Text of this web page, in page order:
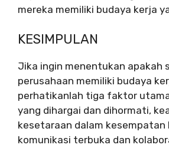
mereka memiliki budaya kerja
KESIMPULAN
Jika ingin menentukan apakah
perusahaan memiliki budaya
perhatikanlah tiga faktor
yang dihargai dan dihormati,
kesetaraan dalam kesempatan
komunikasi terbuka dan